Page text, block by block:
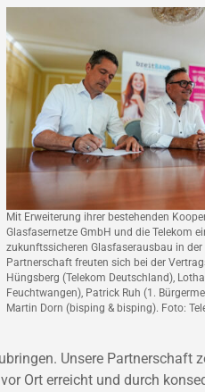
Mit Erweiterung ihrer bestehenden
Glasfasernetze GmbH und die Telekom
zukunftssicheren Glasfaserausbau in der
Partnerschaft freuten sich bei der
Hüngsberg (Telekom Deutschland),
Feuchtwangen), Patrick Ruh (1.
Martin Dorn (bisping & bisping). Foto:
Unsere Partnerschaft
Ort erreicht und durch